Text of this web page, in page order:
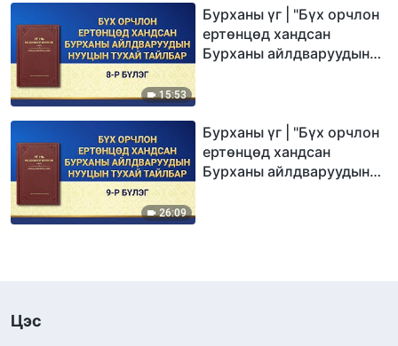
15:53
Бурханы үг | "Бүх орчлон
ертөнцөд хандсан
Бурханы айлдваруудын
26:09
Бурханы үг | "Бүх орчлон
ертөнцөд хандсан
Бурханы айлдваруудын
Цэс